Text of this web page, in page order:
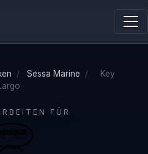
/ Sessa Marine /
Key
Largo
FÜR